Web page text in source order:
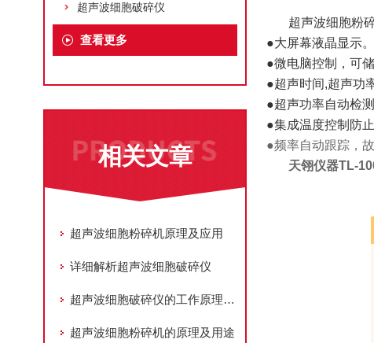
超声波细胞破碎仪
查看更多
相关文章
超声波细胞粉碎机原理及应用
详细解析超声波细胞破碎仪
超声波细胞破碎仪的工作原理跟用途
超声波细胞粉碎机的原理及用途
超声波细胞粉
●大屏幕液晶显示。
●微电脑控制，可
●超声时间,超声功
●超声功率自动检
●集成温度控制防止
●频率自动跟踪，
天翎仪器TL-